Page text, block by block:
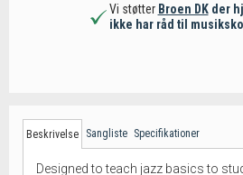
Vi støtter Broen DKder
ikke har råd til
Beskrivelse Sangliste Specifikationer
Designed to teach jazz basics to